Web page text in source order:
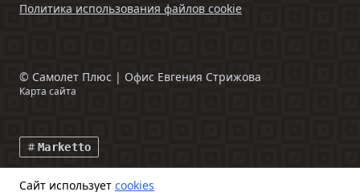
Политика использования файлов cookie
© Самолет Плюс | Офис Евгения Стрижова
Карта сайта
Marketto
Сайт использует cookies